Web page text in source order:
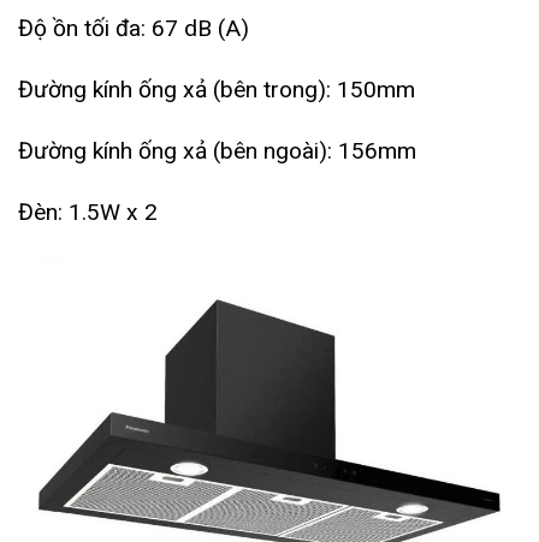
Độ ồn tối đa: 67 dB (A)
Đường kính ống xả (bên trong): 150mm
Đường kính ống xả (bên ngoài): 156mm
Đèn: 1.5W x 2